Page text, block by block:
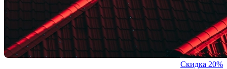
Скидка 20%